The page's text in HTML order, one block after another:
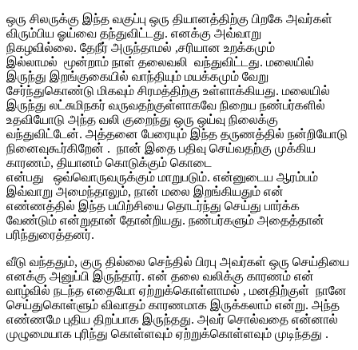
ஒரு சிலருக்கு இந்த வகுப்பு ஒரு தியானத்திற்கு பிறகே அவர்கள்
விரும்பிய ஓய்வை தந்துவிட்டது. எனக்கு அவ்வாறு
நிகழவில்லை. தேநீர் அருந்தாமல் ,சரியான உறக்கமும்
இல்லாமல் மூன்றாம் நாள் தலைவலி வந்துவிட்டது. மலையில்
இருந்து இறங்குகையில் வாந்தியும் மயக்கமும் வேறு
சேர்ந்துகொண்டு மிகவும் சிரமத்திற்கு உள்ளாக்கியது. மலையில்
இருந்து லட்சுமிநகர் வருவதற்குள்ளாகவே நிறைய நண்பர்களில்
உதவியோடு அந்த வலி குறைந்து ஒரு ஒய்வு நிலைக்கு
வந்துவிட்டேன். அத்தனை பேரையும் இந்த தருணத்தில் நன்றியோடு
நினைவுகூர்கிறேன் . நான் இதை பதிவு செய்வதற்கு முக்கிய
காரணம், தியானம் கொடுக்கும் கொடை
என்பது ஒவ்வொருவருக்கும் மாறுபடும். என்னுடைய ஆரம்பம்
இவ்வாறு அமைந்தாலும், நான் மலை இறங்கியதும் என்
எண்ணத்தில் இந்த பயிற்சியை தொடர்ந்து செய்து பார்க்க
வேண்டும் என்றுதான் தோன்றியது. நண்பர்களும் அதைத்தான்
பரிந்துரைத்தனர்.
வீடு வந்ததும், குரு தில்லை செந்தில் பிரபு அவர்கள் ஒரு செய்தியை
எனக்கு அனுப்பி இருந்தார். என் தலை வலிக்கு காரணம் என்
வாழ்வில் நடந்த எதையோ ஏற்றுக்கொள்ளாமல் , மனதிற்குள் நானே
செய்துகொள்ளும் விவாதம் காரணமாக இருக்கலாம் என்று. அந்த
எண்ணமே புதிய திறப்பாக இருந்தது. அவர் சொல்வதை என்னால்
முழுமையாக புரிந்து கொள்ளவும் ஏற்றுக்கொள்ளவும் முடிந்தது .